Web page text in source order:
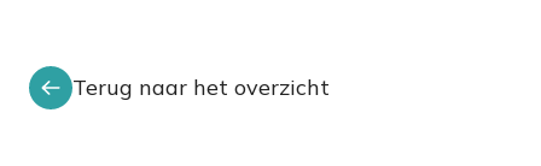
Terug naar het overzicht